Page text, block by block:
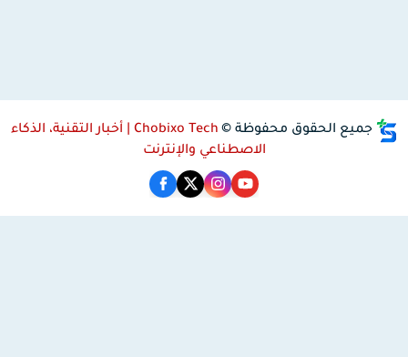
جميع الحقوق محفوظة ©
Chobixo Tech | أخبار التقنية، الذكاء
الاصطناعي والإنترنت